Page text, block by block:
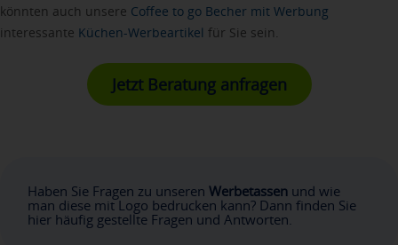
könnten auch unsere Coffee to go Becher mit Werbung
interessante Küchen-Werbeartikel für Sie sein.
Jetzt Beratung anfragen
Haben Sie Fragen zu unseren Werbetassenund wie
man diese mit Logo bedrucken kann? Dann finden Sie
hier häufig gestellte Fragen und Antworten.